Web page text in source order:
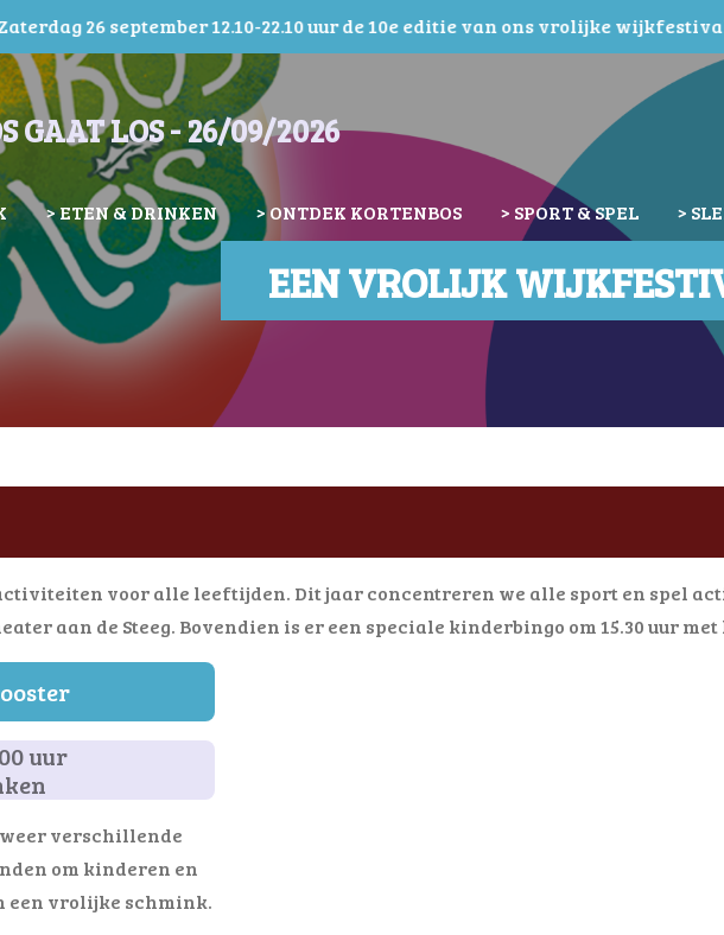
26 september 12.10-22.10 uur de 10e editie van ons vrolijke
GAAT LOS - 26/09/2026
> ETEN & DRINKEN > ONTDEK KORTENBOS > SPORT & SPEL >
EEN VROLIJK
voor alle leeftijden. Dit jaar concentreren we alle sport en spel
aan de Steeg. Bovendien is er een speciale kinderbingo om 15.30 uur
uur
verschillende
om kinderen en
een vrolijke schmink.